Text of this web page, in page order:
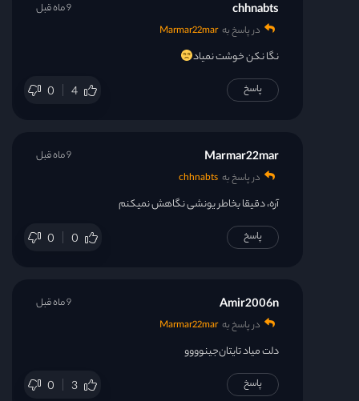
chhnabts
در پاسخ به Marmar22mar
نگا نکن خوشت نمیاد
0 4
9 ماه قبل
پاسخ
Marmar22mar
در پاسخ به chhnabts
آره، دقیقا بخاطر یونشی نگاهش نمیکنم
0 0
9 ماه قبل
پاسخ
Amir2006n
در پاسخ به Marmar22mar
دلت میاد تایتان‌جینوووو
0 3
9 ماه قبل
پاسخ